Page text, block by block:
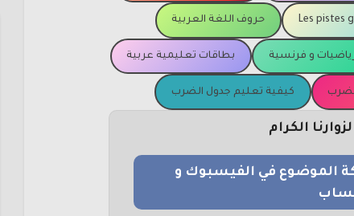
Les pistes حروف اللغة العربية
و فرنسية بطاقات تعليمية عربية
كيفية تعليم جدول الضرب
الكرام
الموضوع في الفيسبوك و